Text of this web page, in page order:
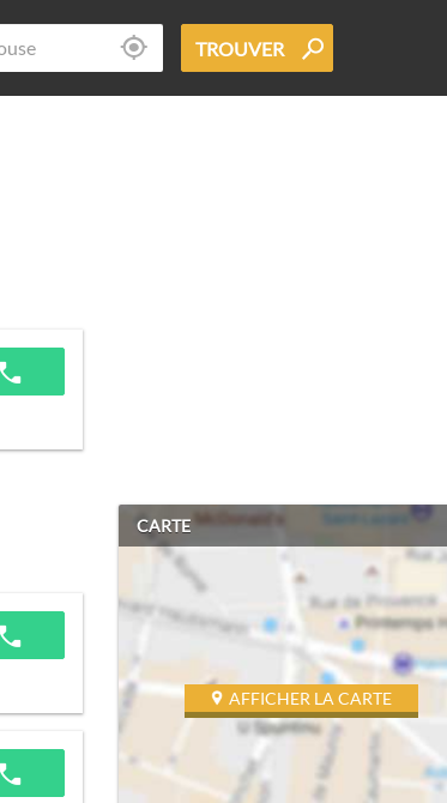
TROUVER
CARTE
AFFICHER LA CARTE